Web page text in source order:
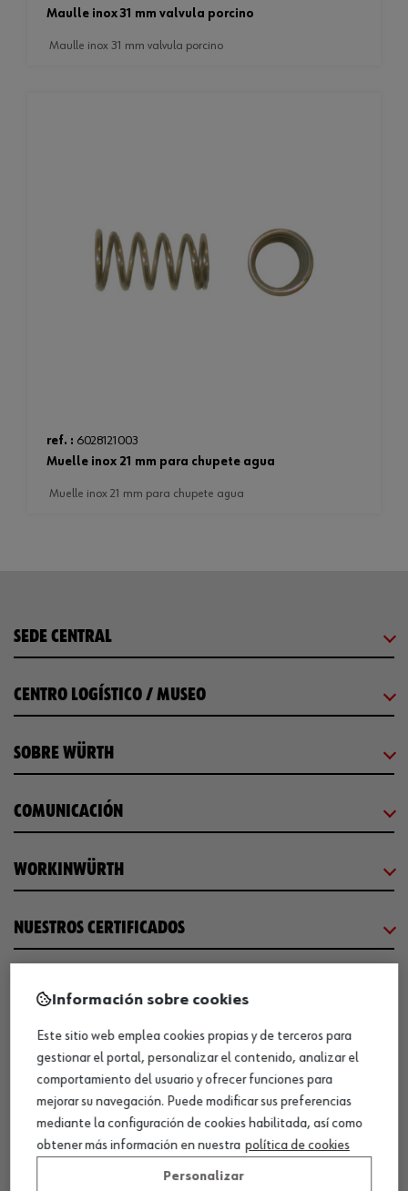
maulle inox 31 mm valvula porcino
maulle inox 31 mm valvula porcino
ref. : 6028121003
muelle inox 21 mm para chupete agua
muelle inox 21 mm para chupete agua
SEDE CENTRAL
CENTRO LOGÍSTICO / MUSEO
SOBRE WÜRTH
COMUNICACIÓN
WORKINWÜRTH
NUESTROS CERTIFICADOS
¡DESCARGA NUESTRA APP!
Información sobre cookies
Este sitio web emplea cookies propias y de terceros para
gestionar el portal, personalizar el contenido, analizar el
comportamiento del usuario y ofrecer funciones para
mejorar su navegación. Puede modificar sus preferencias
mediante la configuración de cookies habilitada, así como
obtener más información en nuestra política de cookies
Personalizar